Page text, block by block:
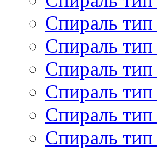
Спираль
Спираль
Спираль
Спираль
Спираль тип
Спираль